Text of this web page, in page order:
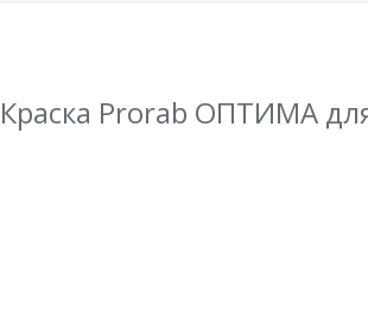
Краска Prorab ОПТИМА